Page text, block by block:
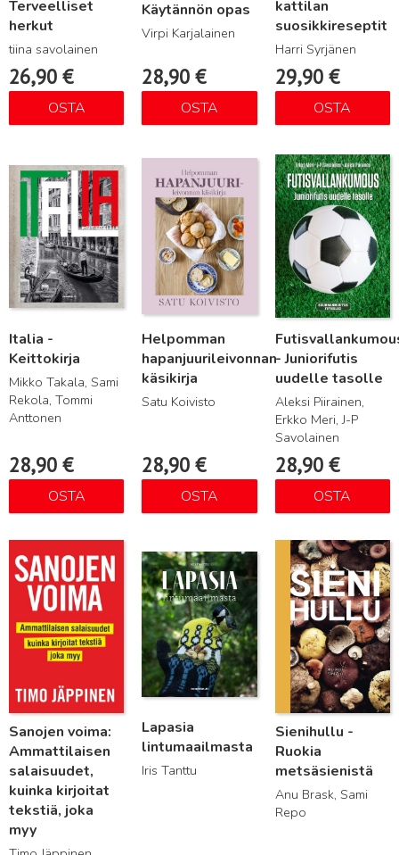
Terveelliset
herkut
tiina savolainen
26,90 €
OSTA
Käytännön opas
Virpi Karjalainen
28,90€
OSTA
kattilan
suosikkireseptit
Harri Syrjänen
29,90 €
OSTA
Italia -
Keittokirja
Mikko Takala, Sami
Rekola, Tommi
Anttonen
28,90 €
OSTA
Lue lisää
Helpomman
hapanjuurileivonnan
käsikirja
Satu Koivisto
28,90€
OSTA
Lue lisää
- Juniorifutis
uudelle tasolle
Aleksi Piirainen,
Erkko Meri, J-P
Savolainen
28,90 €
OSTA
Lue lisää
Sanojen voima:
Ammattilaisen
salaisuudet,
kuinka kirjoitat
tekstiä, joka
myy
Lapasia
lintumaailmasta
Iris Tanttu
Lue lisää
Sienihullu -
Ruokia
metsäsienistä
Anu Brask, Sami
Repo
Lue lisää